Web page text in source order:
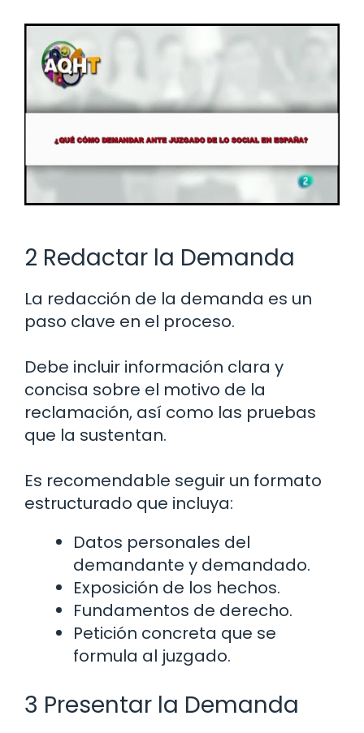
2 Redactar la Demanda
La redacción de la demanda es un
paso clave en el proceso.
Debe incluir información clara y
concisa sobre el motivo de la
reclamación, así como las pruebas
que la sustentan.
Es recomendable seguir un formato
estructurado que incluya:
Datos personales del
demandante y demandado.
Exposición de los hechos.
Fundamentos de derecho.
Petición concreta que se
formula al juzgado.
3 Presentar la Demanda